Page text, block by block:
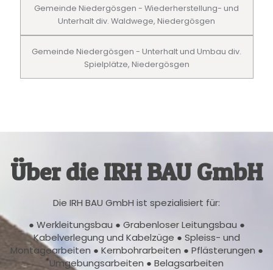
Gemeinde Niedergösgen - Wiederherstellung- und
Unterhalt div. Waldwege, Niedergösgen
Gemeinde Niedergösgen - Unterhalt und Umbau div.
Spielplätze, Niedergösgen
Über die IRH BAU GmbH
Die IRH BAU GmbH ist spezialisiert für:
● Werkleitungsbau ● Grabenloser Leitungsbau ●
Kabelverlegung und Kabelzüge ● Spleiss- und
Montagearbeiten ● Kernbohrarbeiten ● Pflästerungen ●
Umgebungsarbeiten ● Belagsarbeiten